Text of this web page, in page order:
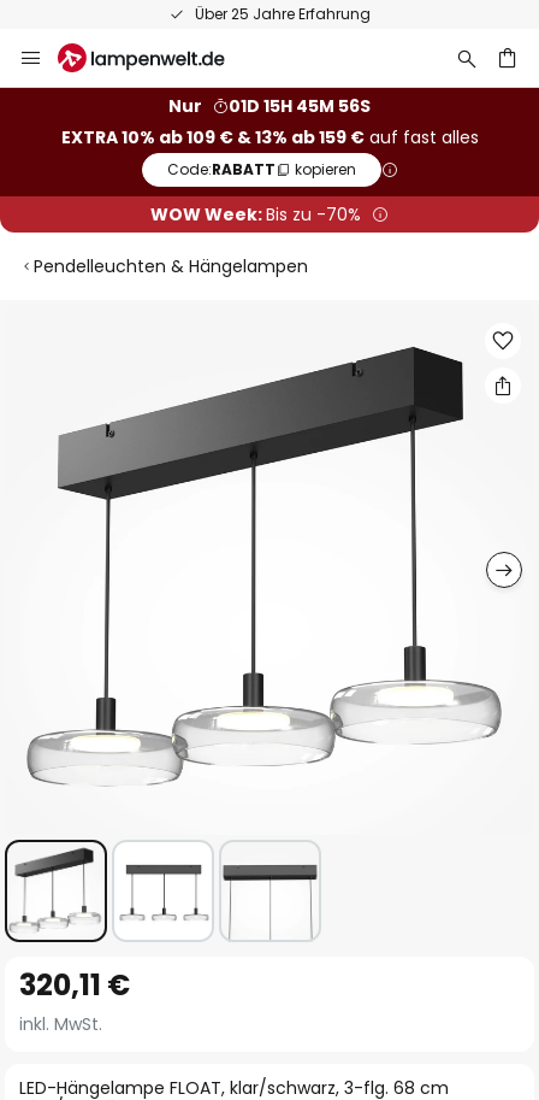
50 Tage kostenlose Retoure
Inhalt
Nur
01D 15H 45M 55S
EXTRA 10% ab 109 € & 13% ab 159 €auf fast alles
Code:RABATT kopieren
WOW Week:Bis zu -70%
Pendelleuchten & Hängelampen
springen
Anfang
der
springen
LED-Hängelampe FLOAT, klar/schwarz, 3-flg. 68 cm
320,11 €
inkl. MwSt.